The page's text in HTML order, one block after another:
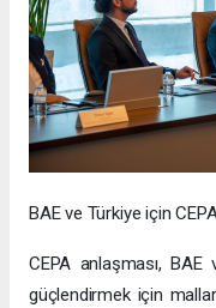
BAE ve Türkiye için
CEPA anlaşması, BAE
güçlendirmek için